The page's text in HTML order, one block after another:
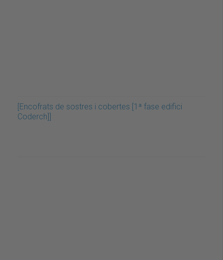
[Encofrats de sostres i cobertes [1ª fase edifici
Coderch]]